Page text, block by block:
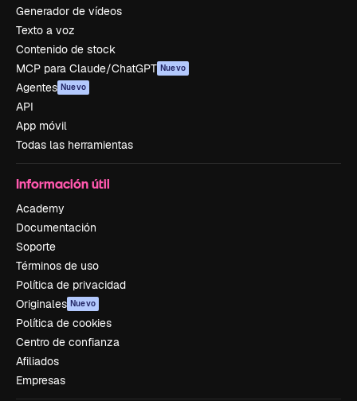
Generador de vídeos
Texto a voz
Contenido de stock
MCP para Claude/ChatGPT Nuevo
Agentes Nuevo
API
App móvil
Todas las herramientas
Información útil
Academy
Documentación
Soporte
Términos de uso
Política de privacidad
Originales Nuevo
Política de cookies
Centro de confianza
Afiliados
Empresas